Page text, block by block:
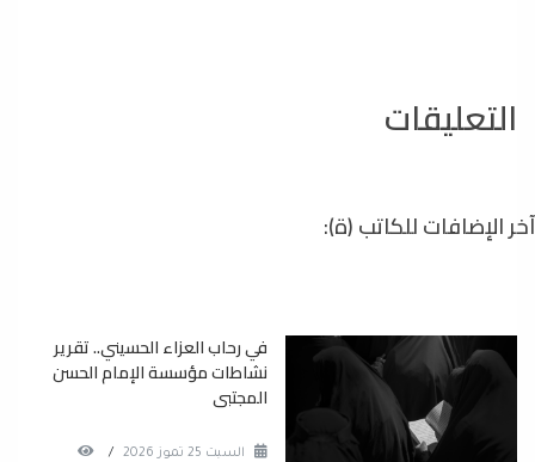
التعليقات
آخر الإضافات للكاتب (ة):
في رحاب العزاء الحسيني.. تقرير
نشاطات مؤسسة الإمام الحسن
المجتبى
السبت 25 تموز 2026 /